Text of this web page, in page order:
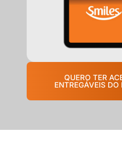
QUERO TER
ENTREGÁVEIS DO